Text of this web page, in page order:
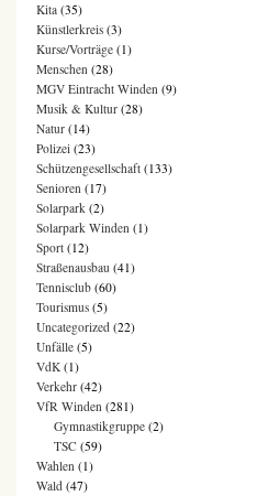
Kita (35)
Künstlerkreis (3)
Kurse/Vorträge (1)
Menschen (28)
MGV Eintracht Winden (9)
Musik & Kultur (28)
Natur (14)
Polizei (23)
Schützengesellschaft (133)
Senioren (17)
Solarpark (2)
Solarpark Winden (1)
Sport (12)
Straßenausbau (41)
Tennisclub (60)
Tourismus (5)
Uncategorized (22)
Unfälle (5)
VdK (1)
Verkehr (42)
VfR Winden (281)
Gymnastikgruppe (2)
TSC (59)
Wahlen (1)
Wald (47)